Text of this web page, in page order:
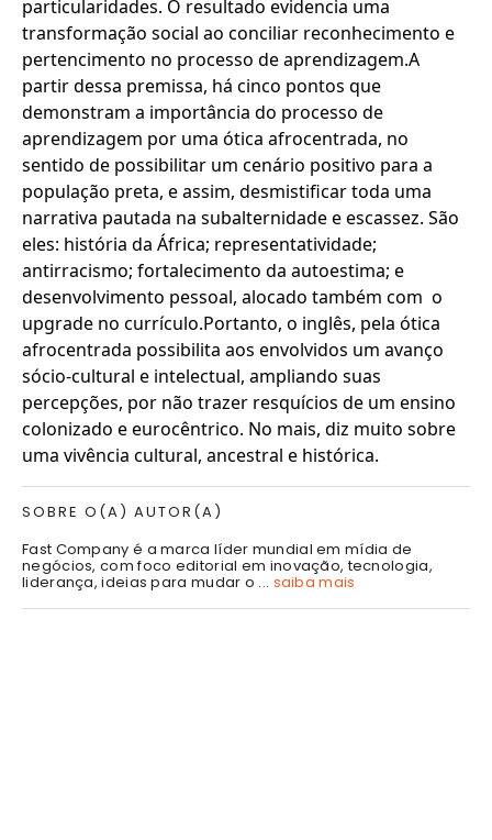
particularidades. O resultado evidencia uma
transformação social ao conciliar reconhecimento e
pertencimento no processo de aprendizagem.A
partir dessa premissa, há cinco pontos que
demonstram a importância do processo de
aprendizagem por uma ótica afrocentrada, no
sentido de possibilitar um cenário positivo para a
população preta, e assim, desmistificar toda uma
narrativa pautada na subalternidade e escassez. São
eles: história da África; representatividade;
antirracismo; fortalecimento da autoestima; e
desenvolvimento pessoal, alocado também com o
upgrade no currículo.Portanto, o inglês, pela ótica
afrocentrada possibilita aos envolvidos um avanço
sócio-cultural e intelectual, ampliando suas
percepções, por não trazer resquícios de um ensino
colonizado e eurocêntrico. No mais, diz muito sobre
uma vivência cultural, ancestral e histórica.
SOBRE O(A) AUTOR(A)
Fast Company é a marca líder mundial em mídia de
negócios, com foco editorial em inovação, tecnologia,
liderança, ideias para mudar o ... saiba mais